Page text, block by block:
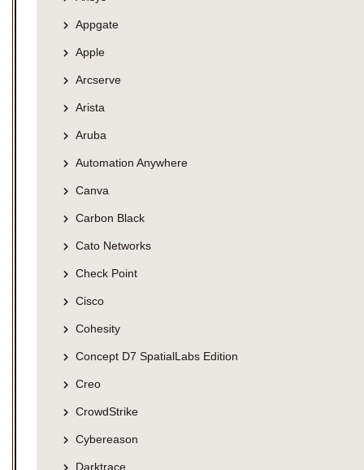
Appgate
Apple
Arcserve
Arista
Aruba
Automation Anywhere
Canva
Carbon Black
Cato Networks
Check Point
Cisco
Cohesity
Concept D7 SpatialLabs Edition
Creo
CrowdStrike
Cybereason
Darktrace